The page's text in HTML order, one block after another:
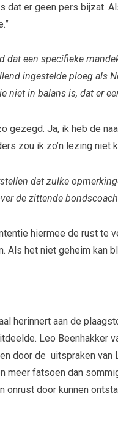
dat er geen pers bijzat.
dat een specifieke
ingestelde ploeg als
niet in balans is, dat er
gezegd. Ja, ik heb de
zou ik zo’n lezing niet
dat zulke
de zittende
hiermee de rust te
Als het niet geheim kan
herinnert aan de
Leo Beenhakker
door de uitspraken van
meer fatsoen dan
onrust door kunnen